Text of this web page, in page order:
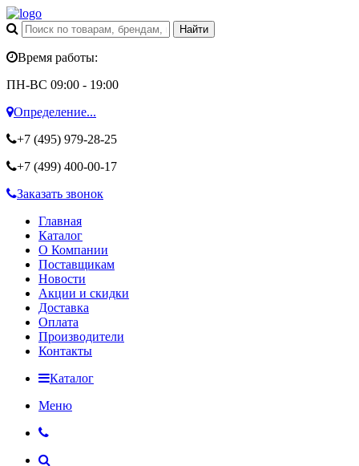
Время работы:
ПН-ВС 09:00 - 19:00
Определение...
+7 (495) 979-28-25
+7 (499) 400-00-17
Заказать звонок
Главная
Каталог
О Компании
Поставщикам
Новости
Акции и скидки
Доставка
Оплата
Производители
Контакты
Каталог
Меню